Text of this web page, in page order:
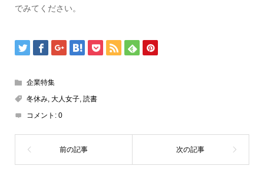
でみてください。
企業特集
冬休み, 大人女子, 読書
コメント: 0